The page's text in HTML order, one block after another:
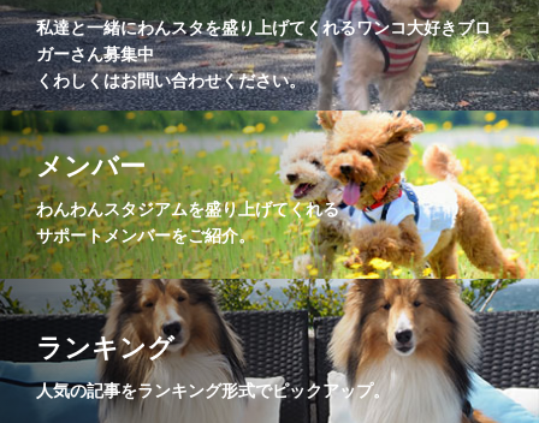
私達と一緒にわんスタを盛り上げてくれるワンコ大好きブロ
ガーさん募集中
くわしくはお問い合わせください。
メンバー
わんわんスタジアムを盛り上げてくれる
サポートメンバーをご紹介。
ランキング
人気の記事をランキング形式でピックアップ。